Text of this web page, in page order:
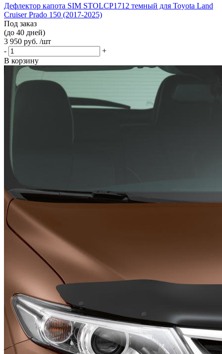
Дефлектор капота SIM STOLCP1712 темный для Toyota Land
Cruiser Prado 150 (2017-2025)
Под заказ
(до 40 дней)
3 950 руб. /шт
-
+
В корзину